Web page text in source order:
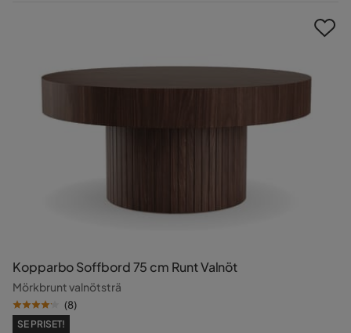
Kopparbo Soffbord 75 cm Runt Valnöt
Mörkbrunt valnötsträ
(8)
SE PRISET!